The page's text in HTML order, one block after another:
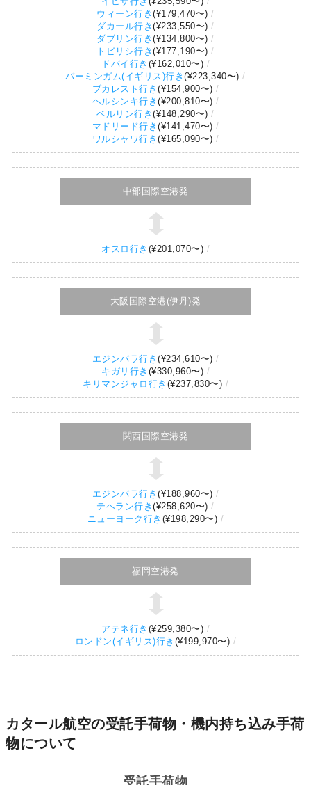
ウィーン行き(¥179,470〜)
ダカール行き(¥233,550〜)
ダブリン行き(¥134,800〜)
トビリシ行き(¥177,190〜)
ドバイ行き (¥162,010〜)
バーミンガム(イギリス)行き(¥223,340〜)
ブカレスト行き (¥154,900〜)
ヘルシンキ行き (¥200,810〜)
ベルリン行き(¥148,290〜)
マドリード行き (¥141,470〜)
ワルシャワ行き (¥165,090〜)
中部国際空港発
オスロ行き (¥201,070〜)
大阪国際空港(伊丹)発
エジンバラ行き (¥234,610〜)
キガリ行き (¥330,960〜)
キリマンジャロ行き (¥237,830〜)
関西国際空港発
エジンバラ行き (¥188,960〜)
テヘラン行き(¥258,620〜)
ニューヨーク行き (¥198,290〜)
福岡空港発
アテネ行き (¥259,380〜)
ロンドン(イギリス)行き (¥199,970〜)
カタール航空の受託手荷物・機内持ち込み手荷
物について
受託手荷物